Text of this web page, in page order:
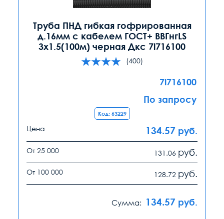
Труба ПНД гибкая гофрированная
д.16мм с кабелем ГОСТ+ ВВГнгLS
3х1.5(100м) черная Дкс 7l716100
(400)
7l716100
По запросу
Код: 63229
Цена 134.57 руб.
От 25 000 131.06 руб.
От 100 000 128.72 руб.
Сумма: 134.57 руб.